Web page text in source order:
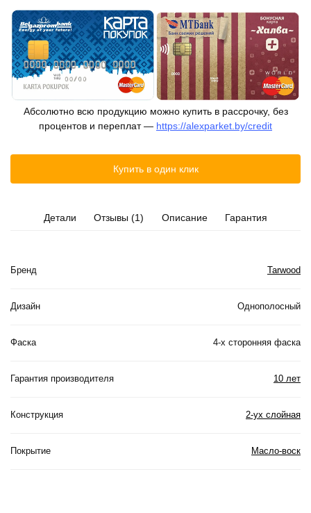
Абсолютно всю продукцию можно купить в рассрочку, без
процентов и переплат — https://alexparket.by/credit
Купить в один клик
Детали Отзывы (1) Описание Гарантия
Бренд Tarwood
Дизайн Однополосный
Фаска 4-х сторонняя фаска
Гарантия производителя 10 лет
Конструкция 2-ух слойная
Покрытие Масло-воск